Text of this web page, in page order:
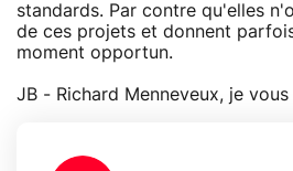
standards. Par contre qu'elles
de ces projets et donnent
moment opportun.
JB - Richard Menneveux, je vous